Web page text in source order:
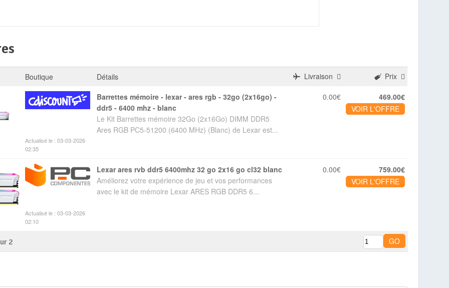
Boutique Détails Livraison Prix
Actualisé le : 03-03-2026
02:35
barrettes mémoire - lexar - ares rgb - 32go (2x16go) -
ddr5 - 6400 mhz - blanc
Le Kit Barrettes mémoire 32Go (2x16Go) DIMM DDR5
Ares RGB PC5-51200 (6400 MHz) (Blanc) de Lexar est...
0.00€
469.00€
VOIR L'OFFRE
Actualisé le : 03-03-2026
02:10
lexar ares rvb ddr5 6400mhz 32 go 2x16 go cl32 blanc
Améliorez votre expérience de jeu et vos performances
avec le kit de mémoire Lexar ARES RGB DDR5 6...
0.00€
759.00€
VOIR L'OFFRE
2